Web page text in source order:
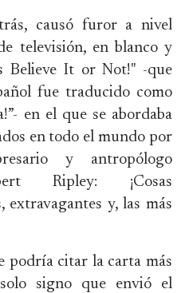
causó furor a nivel
televisión, en blanco y
Believe It or Not!" -que
fue traducido como
en el que se abordaba
en todo el mundo por
y antropólogo
Ripley: ¡Cosas
extravagantes y, las más
podría citar la carta más
signo que envió el